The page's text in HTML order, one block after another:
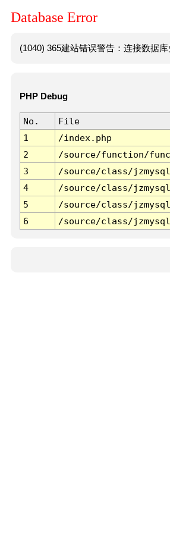
Database Error
(1040) 365建站错误警告：连接数据
PHP Debug
No. File
1
/index.php
2
/source/function/
3
/source/class/
4
/source/class/
5
/source/class/
6
/source/class/